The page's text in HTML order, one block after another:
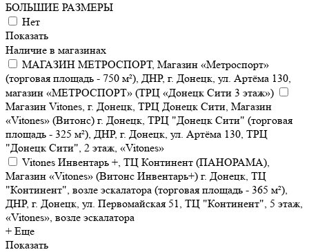
БОЛЬШИЕ РАЗМЕРЫ
Нет
Показать
Наличие в магазинах
МАГАЗИН МЕТРОСПОРТ, Магазин «Метроспорт»
(торговая площадь - 750 м²), ДНР, г. Донецк, ул. Артёма 130,
магазин «МЕТРОСПОРТ» (ТРЦ «Донецк Сити 3 этаж»)
Магазин Vitones, г. Донецк, ТРЦ Донецк Сити, Магазин
«Vitones» (Витонс) г. Донецк, ТРЦ "Донецк Сити" (торговая
площадь - 325 м²), ДНР, г. Донецк, ул. Артёма 130, ТРЦ
"Донецк Сити", 2 этаж, «Vitones»
Vitones Инвентарь +, ТЦ Континент (ПАНОРАМА),
Магазин «Vitones» (Витонс Инвентарь+) г. Донецк, ТЦ
"Континент", возле эскалатора (торговая площадь - 365 м²),
ДНР, г. Донецк, ул. Первомайская 51, ТЦ "Континент", 5 этаж,
«Vitones», возле эскалатора
+ Еще
Показать